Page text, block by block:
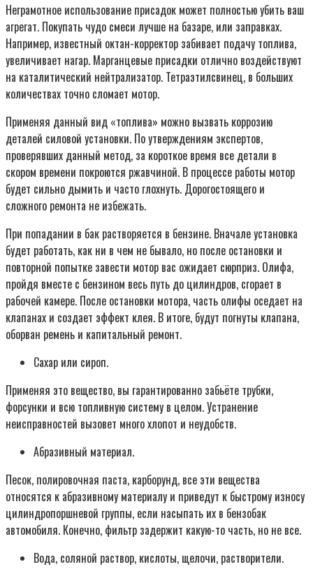
Неграмотное использование присадок может полностью убить ваш
агрегат. Покупать чудо смеси лучше на базаре, или заправках.
Например, известный октан-корректор забивает подачу топлива,
увеличивает нагар. Марганцевые присадки отлично воздействуют
на каталитический нейтрализатор. Тетраэтилсвинец, в больших
количествах точно сломает мотор.
Применяя данный вид «топлива» можно вызвать коррозию
деталей силовой установки. По утверждениям экспертов,
проверявших данный метод, за короткое время все детали в
скором времени покроются ржавчиной. В процессе работы мотор
будет сильно дымить и часто глохнуть. Дорогостоящего и
сложного ремонта не избежать.
При попадании в бак растворяется в бензине. Вначале установка
будет работать, как ни в чем не бывало, но после остановки и
повторной попытке завести мотор вас ожидает сюрприз. Олифа,
пройдя вместе с бензином весь путь до цилиндров, сгорает в
рабочей камере. После остановки мотора, часть олифы оседает на
клапанах и создает эффект клея. В итоге, будут погнуты клапана,
оборван ремень и капитальный ремонт.
Сахар или сироп.
Применяя это вещество, вы гарантированно забьёте трубки,
форсунки и всю топливную систему в целом. Устранение
неисправностей вызовет много хлопот и неудобств.
Абразивный материал.
Песок, полировочная паста, карборунд, все эти вещества
относятся к абразивному материалу и приведут к быстрому износу
цилиндропоршневой группы, если насыпать их в бензобак
автомобиля. Конечно, фильтр задержит какую-то часть, но не все.
Вода, соляной раствор, кислоты, щелочи, растворители.